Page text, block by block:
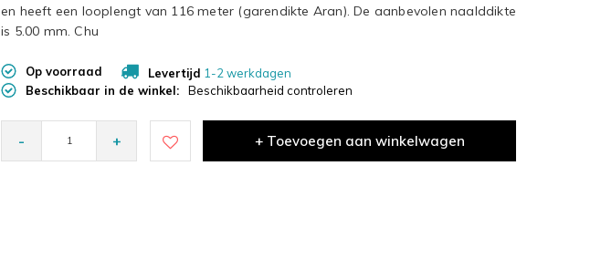
en heeft een looplengt van 116 meter (garendikte Aran). De aanbevolen naalddikte
is 5.00 mm. Chu
Op voorraad Levertijd 1-2 werkdagen
Beschikbaar in de winkel:
Beschikbaarheid controleren
- + + Toevoegen aan winkelwagen